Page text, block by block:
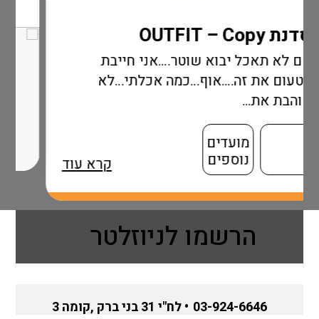
שוטר….אני חייבת
אכלתי…לא
קרא עוד
הרשמו לניוזלטר
03-924-6646 • לח"י 31 בני ברק ,קומה 3